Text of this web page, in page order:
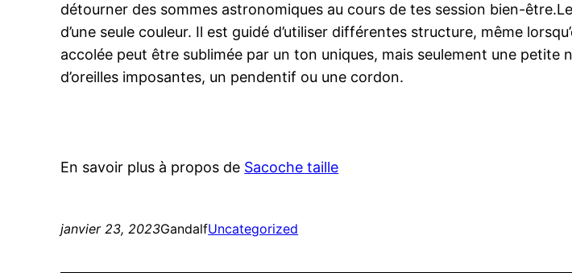
détourner des sommes astronomiques au cours de tes session bien-
d’une seule couleur. Il est guidé d’utiliser différentes structure, même
accolée peut être sublimée par un ton uniques, mais seulement une
d’oreilles imposantes, un pendentif ou une cordon.
En savoir plus à propos de Sacoche taille
janvier 23, 2023GandalfUncategorized